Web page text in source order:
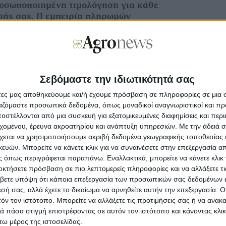
Σεβόμαστε την ιδιωτικότητά σας
μας αποθηκεύουμε και/ή έχουμε πρόσβαση σε πληροφορίες σε
προσωπικά δεδομένα, όπως μοναδικοί αναγνωριστικοί και
από μια συσκευή για εξατομικευμένες διαφημίσεις και
έρευνα ακροατηρίου και ανάπτυξη υπηρεσιών. Με την άδειά
να χρησιμοποιήσουμε ακριβή δεδομένα γεωγραφικής τοποθεσίας
Μπορείτε να κάνετε κλικ για να συναινέσετε στην επεξεργασία
περιγράφεται παραπάνω. Εναλλακτικά, μπορείτε να κάνετε κλικ
πρόσβαση σε πιο λεπτομερείς πληροφορίες και να αλλάξετε
υπόψη ότι κάποια επεξεργασία των προσωπικών σας δεδομένων
σας, αλλά έχετε το δικαίωμα να αρνηθείτε αυτήν την επεξεργασία.
τον ιστότοπο. Μπορείτε να αλλάξετε τις προτιμήσεις σας ή να
στιγμή επιστρέφοντας σε αυτόν τον ιστότοπο και κάνοντας
μέρος της ιστοσελίδας.
τιμολόγηση για κάθε
σας. Η εμπειρία πληρωμών
πληρωμή έως τη διαχείριση κρατήσεων
τα πιο δημοφιλή ταμειακά συστήματα και
διαμορφώνοντας μια ιδανική
κλάδου.
CrediaBank συμπληρώνεται από το
«Μισθοδοσία Plus» που παρέχει σε
σας λογαριασμό μισθοδοσίας
εξυπηρέτηση σε περισσότερα από 2.500
διαθέσιμο για τις ξενοδοχειακές
με ασφαλιστικές λύσειςμε πλήρη
αυτού, αστική ευθύνη,
κυβερνοεπιθέσεις, με την αξιοπιστία
εταιρειών.
της CrediaBank προσφέρουν
έξοδα εξέτασης αιτήματος έως τις
επενδύσεις ανάπτυξης (επέκτασης,
Με
Σε